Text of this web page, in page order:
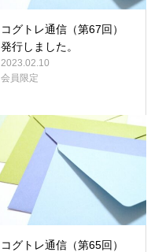
コグトレ通信（第67回）
発行しました。
2023.02.10
会員限定
コグトレ通信（第65回）